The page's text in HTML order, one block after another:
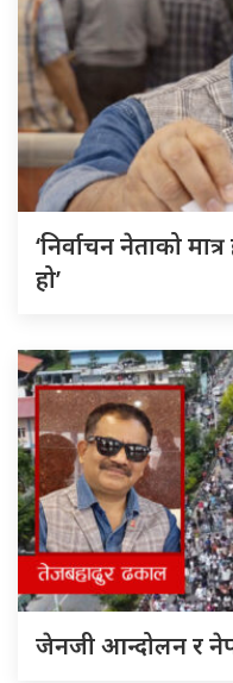
‘निर्वाचन नेताको
हो’
जेनजी आन्दोलन र